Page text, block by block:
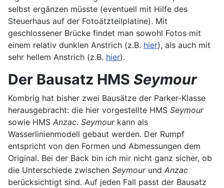
selbst ergänzen müsste (eventuell mit Hilfe des
Steuerhaus auf der Fotoätzteilplatine). Mit
geschlossener Brücke findet man sowohl Fotos mit
einem relativ dunklen Anstrich (z.B. hier), als auch mit
sehr hellem Anstrich (z.B. hier).
Der Bausatz HMS Seymour
Kombrig hat bisher zwei Bausätze der Parker-Klasse
herausgebracht: die hier vorgestellte HMS Seymour
sowie HMS Anzac. Seymourkann als
Wasserlinienmodell gebaut werden. Der Rumpf
entspricht von den Formen und Abmessungen dem
Original. Bei der Back bin ich mir nicht ganz sicher, ob
die Unterschiede zwischen Seymourund Anzac
berücksichtigt sind. Auf jeden Fall passt der Bausatz